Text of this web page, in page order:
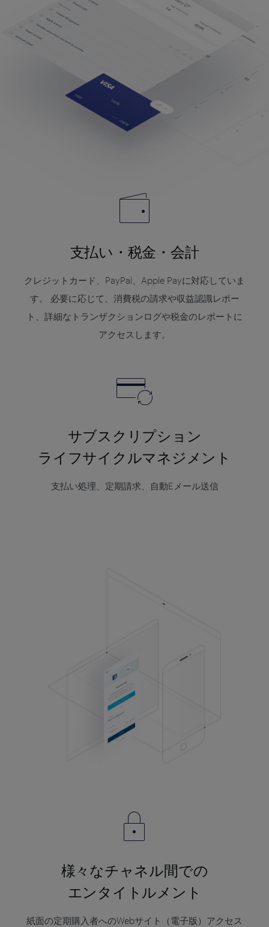
支払い・税金・会計
クレジットカード、PayPal、Apple Payに対応していま
す。 必要に応じて、消費税の請求や収益認識レポー
ト、詳細なトランザクションログや税金のレポートに
アクセスします。
サブスクリプション
ライフサイクルマネジメント
支払い処理、定期請求、自動Eメール送信
様々なチャネル間での
エンタイトルメント
紙面の定期購入者へのWebサイト（電子版）アクセス